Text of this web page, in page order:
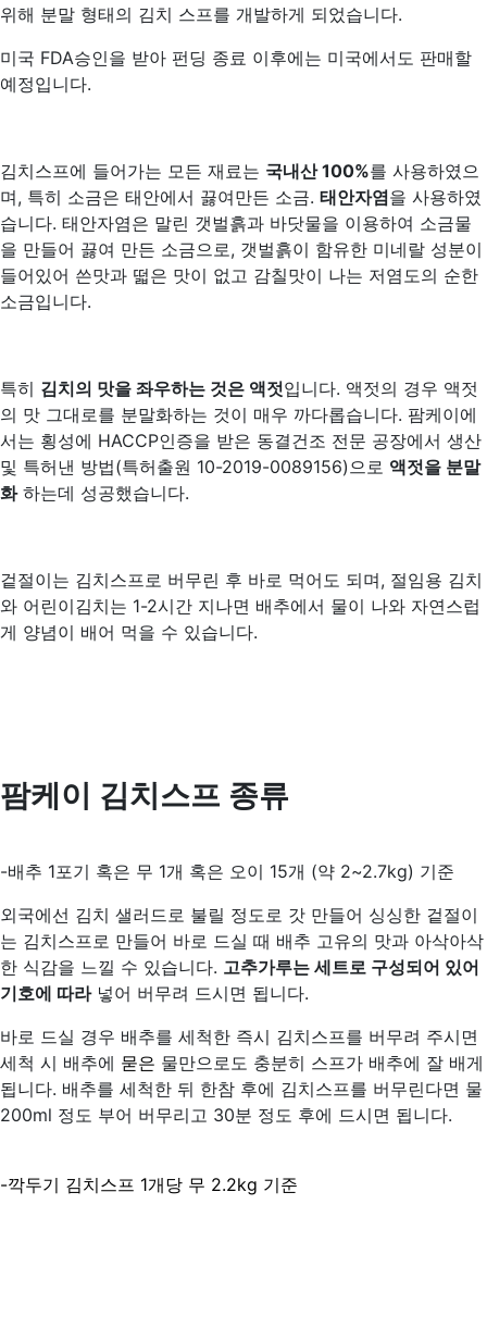
위해 분말 형태의 김치 스프를 개발하게 되었습니다.
미국 FDA승인을 받아 펀딩 종료 이후에는 미국에서도 판매할
예정입니다.
김치스프에 들어가는 모든 재료는 국내산 100%를 사용하였으
며, 특히 소금은 태안에서 끓여만든 소금. 태안자염을 사용하였
습니다. 태안자염은 말린 갯벌흙과 바닷물을 이용하여 소금물
을 만들어 끓여 만든 소금으로, 갯벌흙이 함유한 미네랄 성분이
들어있어 쓴맛과 떫은 맛이 없고 감칠맛이 나는 저염도의 순한
소금입니다.
특히 김치의 맛을 좌우하는 것은 액젓입니다. 액젓의 경우 액젓
의 맛 그대로를 분말화하는 것이 매우 까다롭습니다. 팜케이에
서는 횡성에 HACCP인증을 받은 동결건조 전문 공장에서 생산
및 특허낸 방법(특허출원 10-2019-0089156)으로 액젓을 분말
화하는데 성공했습니다.
겉절이는 김치스프로 버무린 후 바로 먹어도 되며, 절임용 김치
와 어린이김치는 1-2시간 지나면 배추에서 물이 나와 자연스럽
게 양념이 배어 먹을 수 있습니다.
팜케이 김치스프 종류
-배추 1포기 혹은 무 1개 혹은 오이 15개 (약 2~2.7kg) 기준
외국에선 김치 샐러드로 불릴 정도로 갓 만들어 싱싱한 겉절이
는 김치스프로 만들어 바로 드실 때 배추 고유의 맛과 아삭아삭
한 식감을 느낄 수 있습니다. 고추가루는 세트로 구성되어 있어
기호에 따라넣어 버무려 드시면 됩니다.
바로 드실 경우 배추를 세척한 즉시 김치스프를 버무려 주시면
세척 시 배추에 묻은 물만으로도 충분히 스프가 배추에 잘 배게
됩니다. 배추를 세척한 뒤 한참 후에 김치스프를 버무린다면 물
200ml 정도 부어 버무리고 30분 정도 후에 드시면 됩니다.
-깍두기 김치스프 1개당 무 2.2kg 기준